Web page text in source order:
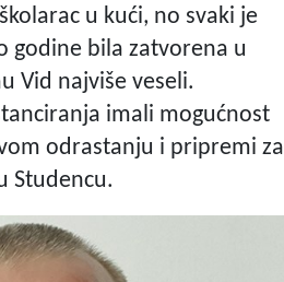
u kući, no svaki je
godine bila zatvorena u
Vid najviše veseli.
imali mogućnost
odrastanju i pripremi za
Studencu.